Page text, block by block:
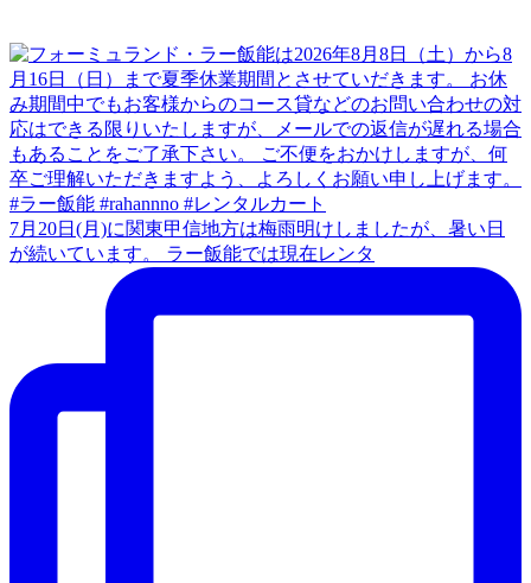
7月20日(月)に関東甲信地方は梅雨明けしましたが、暑い日
が続いています。 ラー飯能では現在レンタ